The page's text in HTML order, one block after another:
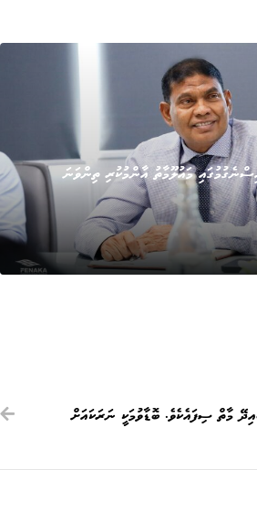
މައުލޫމާތު އާންމުކުރި ތިންވަނަ
މާތް ސިފައެކެވެ. ބޮޑާވުމަކީ ނަރަކައަށް